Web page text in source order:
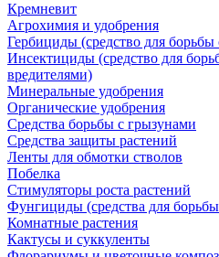
Кремневит
Агрохимия и удобрения
Гербициды (средство для
Инсектициды (средство для
вредителями)
Минеральные удобрения
Органические удобрения
Средства борьбы с грызунами
Средства защиты растений
Ленты для обмотки стволов
Побелка
Стимуляторы роста растений
Фунгициды (средства для
Комнатные растения
Кактусы и суккуленты